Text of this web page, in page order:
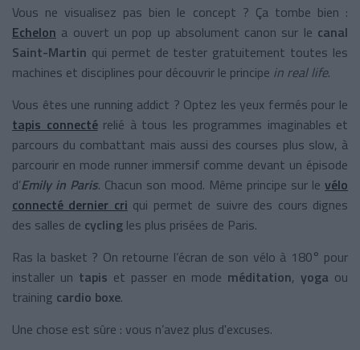
Vous ne visualisez pas bien le concept ? Ça tombe bien :
Echelon a ouvert un pop up absolument canon sur le canal
Saint-Martin qui permet de tester gratuitement toutes les
machines et disciplines pour découvrir le principe in real life.
Vous êtes une running addict ? Optez les yeux fermés pour le
tapis connecté relié à tous les programmes imaginables et
parcours du combattant mais aussi des courses plus slow, à
parcourir en mode runner immersif comme devant un épisode
d’Emily in Paris. Chacun son mood. Même principe sur le vélo
connecté dernier cri qui permet de suivre des cours dignes
des salles de cycling les plus prisées de Paris.
Ras la basket ? On retourne l’écran de son vélo à 180° pour
installer un tapis et passer en mode méditation, yoga ou
training cardio boxe.
Une chose est sûre : vous n’avez plus d'excuses.